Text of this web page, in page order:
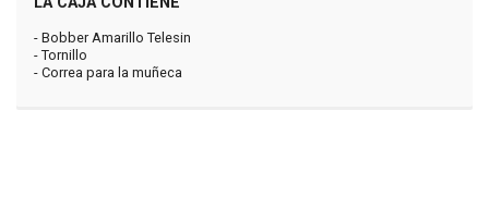
- Bobber Amarillo Telesin
- Tornillo
- Correa para la muñeca